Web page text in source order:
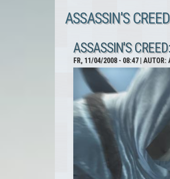
ASSASSIN'S
ASSASSIN'S
FR, 11/04/2008 - 08:47| AUTOR: